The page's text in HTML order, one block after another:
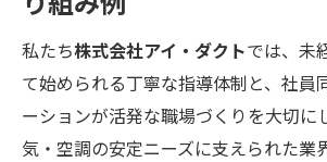
私たち株式会社アイ・ダクトでは、未
て始められる丁寧な指導体制と、社員
ーションが活発な職場づくりを大切に
気・空調の安定ニーズに支えられた業